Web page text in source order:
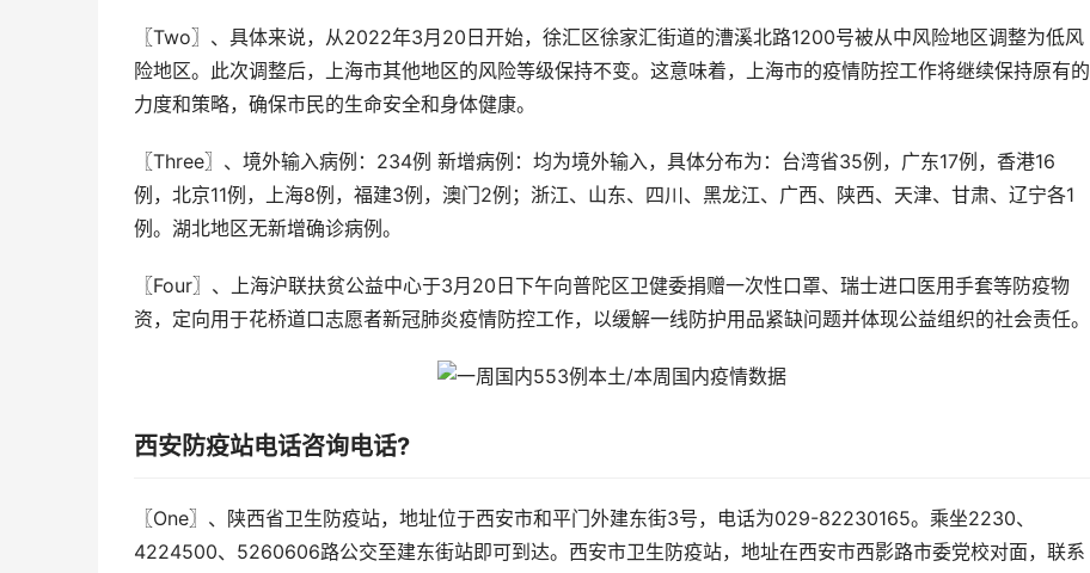
〖Two〗、具体来说，从2022年3月20日开始，徐汇区徐家汇街道的漕溪北路1200号被从中风险地区调整为低风
险地区。此次调整后，上海市其他地区的风险等级保持不变。这意味着，上海市的疫情防控工作将继续保持原有的
力度和策略，确保市民的生命安全和身体健康。
〖Three〗、境外输入病例：234例 新增病例：均为境外输入，具体分布为：台湾省35例，广东17例，香港16
例，北京11例，上海8例，福建3例，澳门2例；浙江、山东、四川、黑龙江、广西、陕西、天津、甘肃、辽宁各1
例。湖北地区无新增确诊病例。
〖Four〗、上海沪联扶贫公益中心于3月20日下午向普陀区卫健委捐赠一次性口罩、瑞士进口医用手套等防疫物
资，定向用于花桥道口志愿者新冠肺炎疫情防控工作，以缓解一线防护用品紧缺问题并体现公益组织的社会责任。
西安防疫站电话咨询电话?
〖One〗、陕西省卫生防疫站，地址位于西安市和平门外建东街3号，电话为029-82230165。乘坐2230、
4224500、5260606路公交至建东街站即可到达。西安市卫生防疫站，地址在西安市西影路市委党校对面，联系